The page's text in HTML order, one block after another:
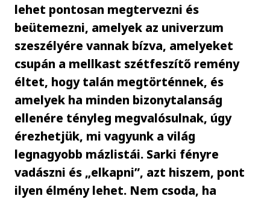
lehet pontosan megtervezni és
beütemezni, amelyek az univerzum
szeszélyére vannak bízva, amelyeket
csupán a mellkast szétfeszítő remény
éltet, hogy talán megtörténnek, és
amelyek ha minden bizonytalanság
ellenére tényleg megvalósulnak, úgy
érezhetjük, mi vagyunk a világ
legnagyobb mázlistái. Sarki fényre
vadászni és „elkapni”, azt hiszem, pont
ilyen élmény lehet. Nem csoda, ha